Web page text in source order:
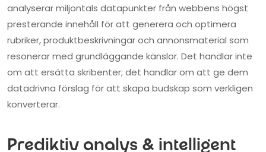
analyserar miljontals datapunkter från webbens högst
presterande innehåll för att generera och optimera
rubriker, produktbeskrivningar och annonsmaterial som
resonerar med grundläggande känslor. Det handlar inte
om att ersätta skribenter; det handlar om att ge dem
datadrivna förslag för att skapa budskap som verkligen
konverterar.
Prediktiv analys & intelligent